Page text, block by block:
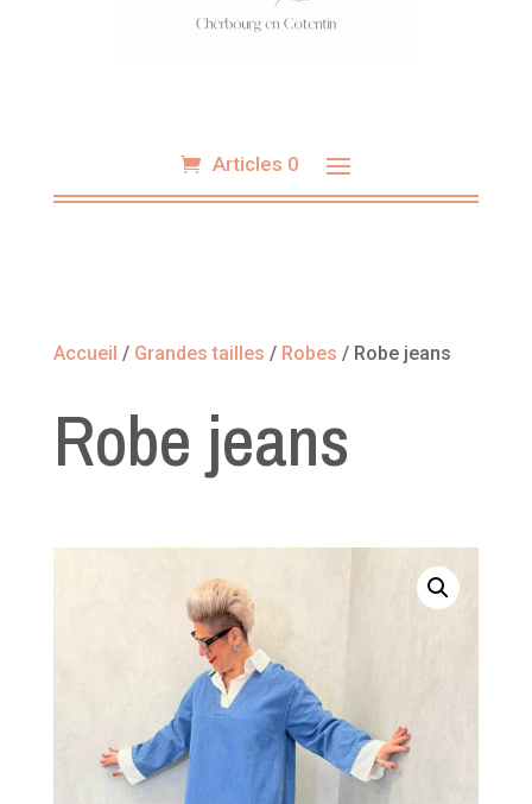
Articles 0
Accueil / Grandes tailles / Robes / Robe jeans
Robe jeans